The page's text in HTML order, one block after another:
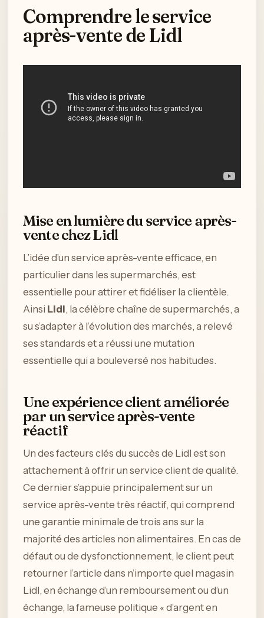
Comprendre le service
après-vente de Lidl
Mise en lumière du service après-
vente chez Lidl
L’idée d’un service après-vente efficace, en
particulier dans les supermarchés, est
essentielle pour attirer et fidéliser la clientèle.
Ainsi Lidl, la célèbre chaîne de supermarchés, a
su s’adapter à l’évolution des marchés, a relevé
ses standards et a réussi une mutation
essentielle qui a bouleversé nos habitudes.
Une expérience client améliorée
par un service après-vente
réactif
Un des facteurs clés du succès de Lidl est son
attachement à offrir un service client de qualité.
Ce dernier s’appuie principalement sur un
service après-vente très réactif, qui comprend
une garantie minimale de trois ans sur la
majorité des articles non alimentaires. En cas de
défaut ou de dysfonctionnement, le client peut
retourner l’article dans n’importe quel magasin
Lidl, en échange d’un remboursement ou d’un
échange, la fameuse politique « d’argent en